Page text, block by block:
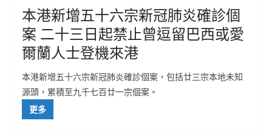
本港新增五十六宗新冠肺炎確診個
案 二十三日起禁止曾逗留巴西或愛
爾蘭人士登機來港
本港新增五十六宗新冠肺炎確診個案，包括廿三宗本地未知
源頭，累積至九千七百廿一宗個案。
更多